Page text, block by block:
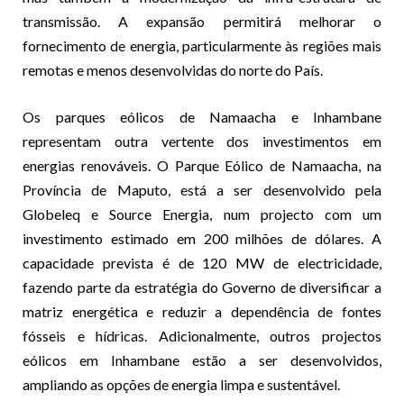
transmissão. A expansão permitirá melhorar o
fornecimento de energia, particularmente às regiões mais
remotas e menos desenvolvidas do norte do País.
Os parques eólicos de Namaacha e Inhambane
representam outra vertente dos investimentos em
energias renováveis. O Parque Eólico de Namaacha, na
Província de Maputo, está a ser desenvolvido pela
Globeleq e Source Energia, num projecto com um
investimento estimado em 200 milhões de dólares. A
capacidade prevista é de 120 MW de electricidade,
fazendo parte da estratégia do Governo de diversificar a
matriz energética e reduzir a dependência de fontes
fósseis e hídricas. Adicionalmente, outros projectos
eólicos em Inhambane estão a ser desenvolvidos,
ampliando as opções de energia limpa e sustentável.